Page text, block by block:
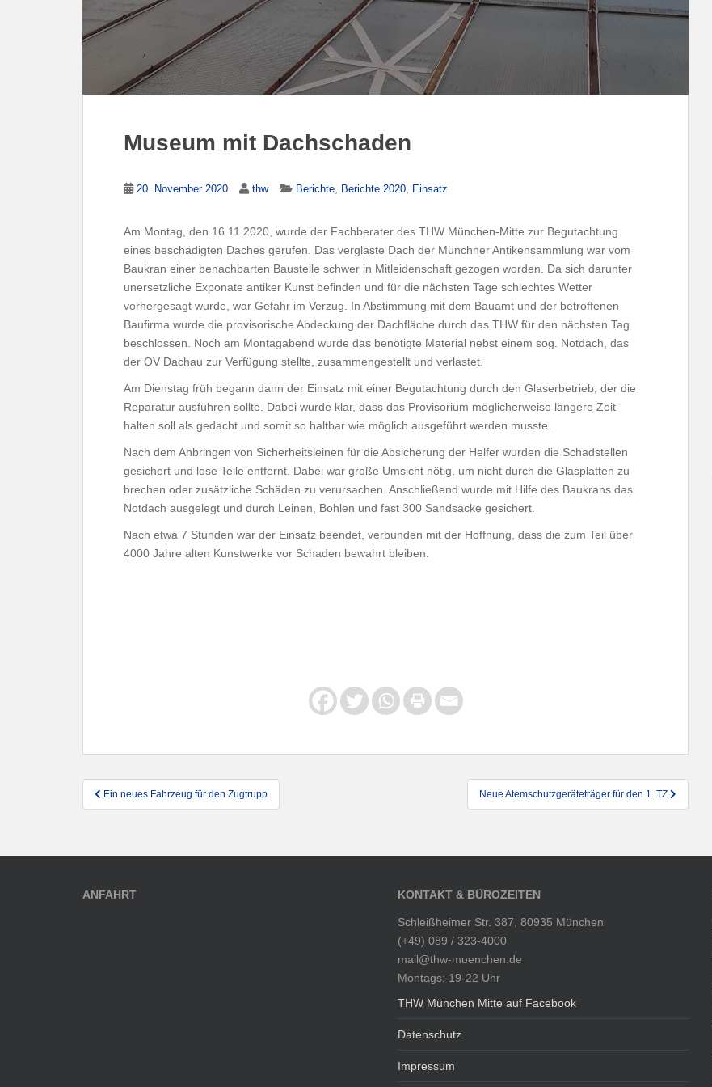
Museum mit Dachschaden
20. November 2020 thw Berichte Berichte 2020 Einsatz
Am Montag, den 16.11.2020, wurde der Fachberater des THW München-Mitte zur Begutachtung
eines beschädigten Daches gerufen. Das verglaste Dach der Münchner Antikensammlung war vom
Baukran einer benachbarten Baustelle schwer in Mitleidenschaft gezogen worden. Da sich darunter
unersetzliche Exponate antiker Kunst befinden und für die nächsten Tage schlechtes Wetter
vorhergesagt wurde, war Gefahr im Verzug. In Abstimmung mit dem Bauamt und der betroffenen
Baufirma wurde die provisorische Abdeckung der Dachfläche durch das THW für den nächsten Tag
beschlossen. Noch am Montagabend wurde das benötigte Material nebst einem sog. Notdach, das
der OV Dachau zur Verfügung stellte, zusammengestellt und verlastet.
Am Dienstag früh begann dann der Einsatz mit einer Begutachtung durch den Glaserbetrieb, der die
Reparatur ausführen sollte. Dabei wurde klar, dass das Provisorium möglicherweise längere Zeit
halten soll als gedacht und somit so haltbar wie möglich ausgeführt werden musste.
Nach dem Anbringen von Sicherheitsleinen für die Absicherung der Helfer wurden die Schadstellen
gesichert und lose Teile entfernt. Dabei war große Umsicht nötig, um nicht durch die Glasplatten zu
brechen oder zusätzliche Schäden zu verursachen. Anschließend wurde mit Hilfe des Baukrans das
Notdach ausgelegt und durch Leinen, Bohlen und fast 300 Sandsäcke gesichert.
Nach etwa 7 Stunden war der Einsatz beendet, verbunden mit der Hoffnung, dass die zum Teil über
4000 Jahre alten Kunstwerke vor Schaden bewahrt bleiben.
Beitragsnavigation
Ein neues Fahrzeug für den Zugtrupp Neue Atemschutzgeräteträger für den 1. TZ
ANFAHRT KONTAKT & BÜROZEITEN
Schleißheimer Str. 387, 80935 München
(+49) 089 / 323-4000
mail@thw-muenchen.de
Montags: 19-22 Uhr
THW München Mitte auf Facebook
Datenschutz
Impressum